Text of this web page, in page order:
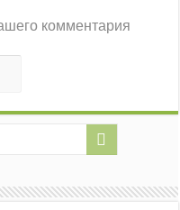
комментария